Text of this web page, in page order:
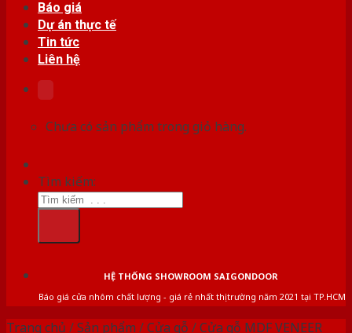
Báo giá
Dự án thực tế
Tin tức
Liên hệ
Chưa có sản phẩm trong giỏ hàng.
Tìm kiếm:
HỆ THỐNG SHOWROOM SAIGONDOOR
Báo giá cửa nhôm chất lượng - giá rẻ nhất thị trường năm 2021 tại TP.HCM
Trang chủ /Sản phẩm /Cửa gỗ /Cửa gỗ MDF VENEER